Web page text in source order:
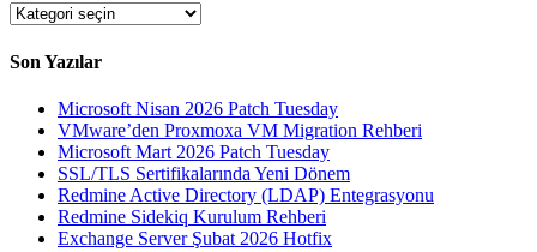
Kategoriler
Son Yazılar
Microsoft Nisan 2026 Patch Tuesday
VMware’den Proxmoxa VM Migration Rehberi
Microsoft Mart 2026 Patch Tuesday
SSL/TLS Sertifikalarında Yeni Dönem
Redmine Active Directory (LDAP) Entegrasyonu
Redmine Sidekiq Kurulum Rehberi
Exchange Server Şubat 2026 Hotfix